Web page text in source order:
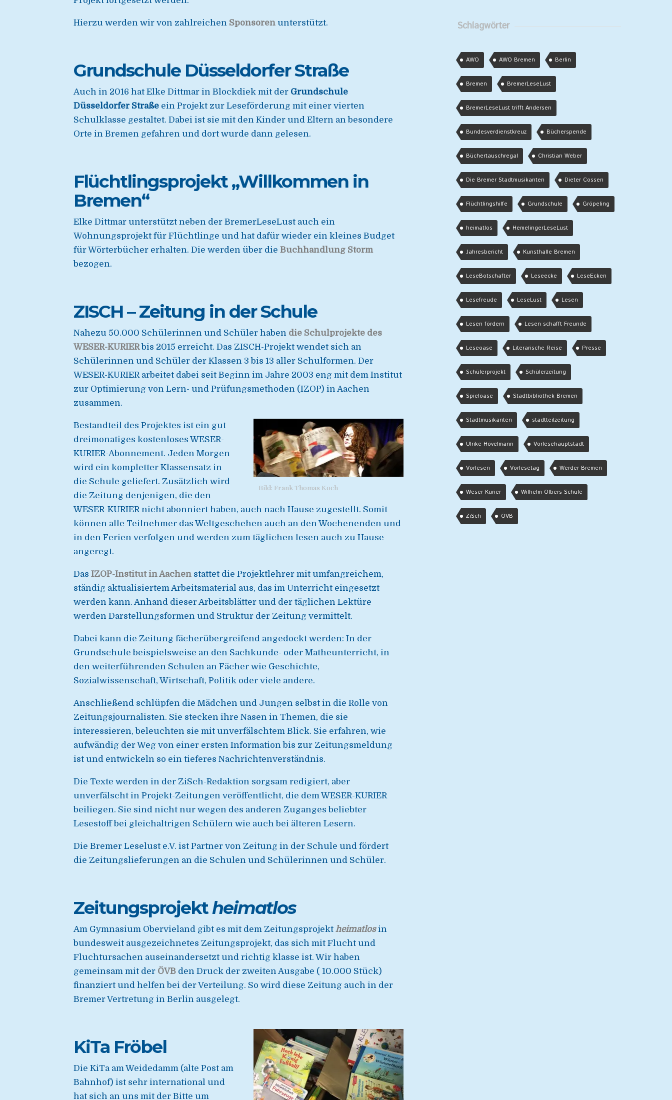
Hierzu werden wir von zahlreichen Sponsoren unterstützt.
Grundschule Düsseldorfer Straße
Auch in 2016 hat Elke Dittmar in Blockdiek mit der Grundschule
Düsseldorfer Straße ein Projekt zur Leseförderung mit einer vierten
Schulklasse gestaltet. Dabei ist sie mit den Kinder und Eltern an besondere
Orte in Bremen gefahren und dort wurde dann gelesen.
Flüchtlingsprojekt „Willkommen in
Bremen“
Elke Dittmar unterstützt neben der BremerLeseLust auch ein
Wohnungsprojekt für Flüchtlinge und hat dafür wieder ein kleines Budget
für Wörterbücher erhalten. Die werden über die Buchhandlung Storm
bezogen.
ZISCH – Zeitung in der Schule
Nahezu 50.000 Schülerinnen und Schüler haben die Schulprojekte des
WESER-KURIERbis 2015 erreicht. Das ZISCH-Projekt wendet sich an
Schülerinnen und Schüler der Klassen 3 bis 13 aller Schulformen. Der
WESER-KURIER arbeitet dabei seit Beginn im Jahre 2003 eng mit dem Institut
zur Optimierung von Lern- und Prüfungsmethoden (IZOP) in Aachen
zusammen.
Bild: Frank Thomas Koch
Bestandteil des Projektes ist ein gut
dreimonatiges kostenloses WESER-
KURIER-Abonnement. Jeden Morgen
wird ein kompletter Klassensatz in
die Schule geliefert. Zusätzlich wird
die Zeitung denjenigen, die den
WESER-KURIER nicht abonniert haben, auch nach Hause zugestellt. Somit
können alle Teilnehmer das Weltgeschehen auch an den Wochenenden und
in den Ferien verfolgen und werden zum täglichen lesen auch zu Hause
angeregt.
Das IZOP-Institut in Aachen stattet die Projektlehrer mit umfangreichem,
ständig aktualisiertem Arbeitsmaterial aus, das im Unterricht eingesetzt
werden kann. Anhand dieser Arbeitsblätter und der täglichen Lektüre
werden Darstellungsformen und Struktur der Zeitung vermittelt.
Dabei kann die Zeitung fächerübergreifend angedockt werden: In der
Grundschule beispielsweise an den Sachkunde- oder Matheunterricht, in
den weiterführenden Schulen an Fächer wie Geschichte,
Sozialwissenschaft, Wirtschaft, Politik oder viele andere.
Anschließend schlüpfen die Mädchen und Jungen selbst in die Rolle von
Zeitungsjournalisten. Sie stecken ihre Nasen in Themen, die sie
interessieren, beleuchten sie mit unverfälschtem Blick. Sie erfahren, wie
aufwändig der Weg von einer ersten Information bis zur Zeitungsmeldung
ist und entwickeln so ein tieferes Nachrichtenverständnis.
Die Texte werden in der ZiSch-Redaktion sorgsam redigiert, aber
unverfälscht in Projekt-Zeitungen veröffentlicht, die dem WESER-KURIER
beiliegen. Sie sind nicht nur wegen des anderen Zuganges beliebter
Lesestoff bei gleichaltrigen Schülern wie auch bei älteren Lesern.
Die Bremer Leselust e.V. ist Partner von Zeitung in der Schule und fördert
die Zeitungslieferungen an die Schulen und Schülerinnen und Schüler.
Zeitungsprojektheimatlos
Am Gymnasium Obervieland gibt es mit dem Zeitungsprojekt heimatlosin
bundesweit ausgezeichnetes Zeitungsprojekt, das sich mit Flucht und
Fluchtursachen auseinandersetzt und richtig klasse ist. Wir haben
gemeinsam mit der ÖVB den Druck der zweiten Ausgabe ( 10.000 Stück)
finanziert und helfen bei der Verteilung. So wird diese Zeitung auch in der
Bremer Vertretung in Berlin ausgelegt.
KiTa Fröbel
Die KiTa am Weidedamm (alte Post am
Bahnhof) ist sehr international und
hat sich an uns mit der Bitte um
Schlagwörter
AWO AWO Bremen Berlin
Bremen BremerLeseLust
BremerLeseLust trifft Andersen
Bundesverdienstkreuz Bücherspende
Büchertauschregal Christian Weber
Die Bremer Stadtmusikanten Dieter Cossen
Flüchtlingshilfe Grundschule Gröpeling
heimatlos HemelingerLeseLust
Jahresbericht Kunsthalle Bremen
LeseBotschafter Leseecke LeseEcken
Lesefreude LeseLust Lesen
Lesen fördern Lesen schafft Freunde
Leseoase Literarische Reise Presse
Schülerprojekt Schülerzeitung
Spieloase Stadtbibliothek Bremen
Stadtmusikanten stadtteilzeitung
Ulrike Hövelmann Vorlesehauptstadt
Vorlesen Vorlesetag Werder Bremen
Weser Kurier Wilhelm Olbers Schule
ZiSch ÖVB